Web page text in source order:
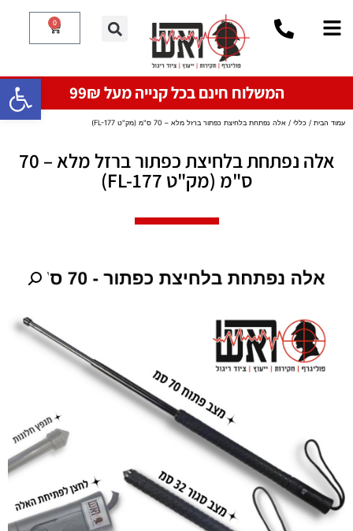
פתח
0
המשלוח חינם בכל קנייה מעל 99₪
עמוד הבית / כללי / אלה נפתחת בלחיצת כפתור ברזל מלא – 70 ס"מ (מק"ט FL-177)
אלה נפתחת בלחיצת כפתור ברזל מלא – 70
ס"מ (מק"ט FL-177)